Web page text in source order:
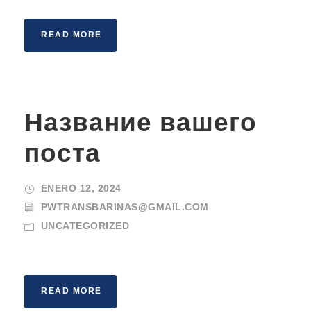
READ MORE
Название вашего
поста
ENERO 12, 2024
PWTRANSBARINAS@GMAIL.COM
UNCATEGORIZED
READ MORE